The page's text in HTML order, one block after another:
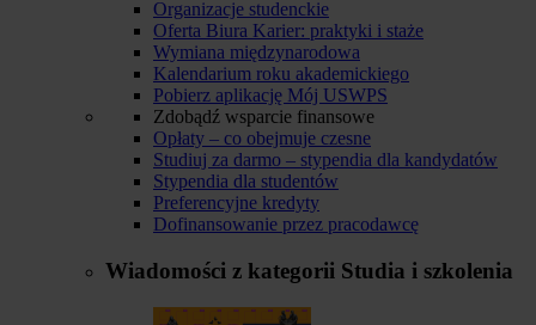
Organizacje studenckie
Oferta Biura Karier: praktyki i staże
Wymiana międzynarodowa
Kalendarium roku akademickiego
Pobierz aplikację Mój USWPS
Zdobądź wsparcie finansowe
Opłaty – co obejmuje czesne
Studiuj za darmo – stypendia dla kandydatów
Stypendia dla studentów
Preferencyjne kredyty
Dofinansowanie przez pracodawcę
Wiadomości z kategorii Studia i szkolenia